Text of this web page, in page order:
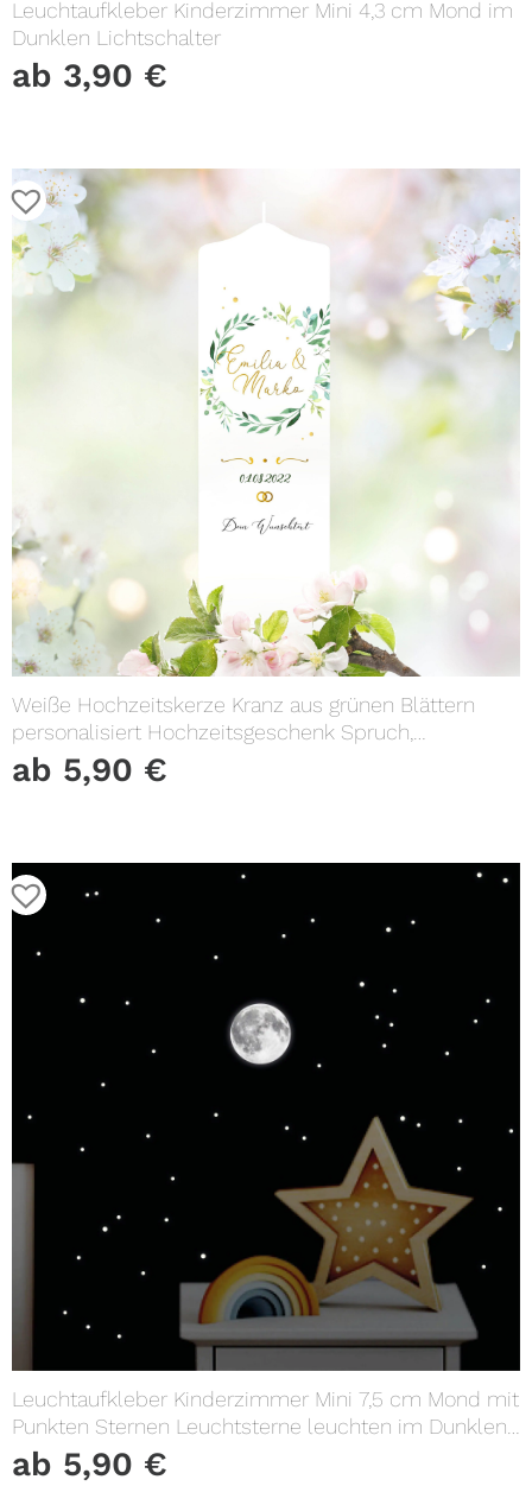
Leuchtaufkleber Kinderzimmer Mini 4,3 cm Mond im
Dunklen Lichtschalter
ab 3,90 €
Weiße Hochzeitskerze Kranz aus grünen Blättern
personalisiert Hochzeitsgeschenk Spruch,
Valentinstagsgeschenk, Geburtstagskerze
ab 5,90 €
Leuchtaufkleber Kinderzimmer Mini 7,5 cm Mond mit
Punkten Sternen Leuchtsterne leuchten im Dunklen
Lichtschalter
ab 5,90 €